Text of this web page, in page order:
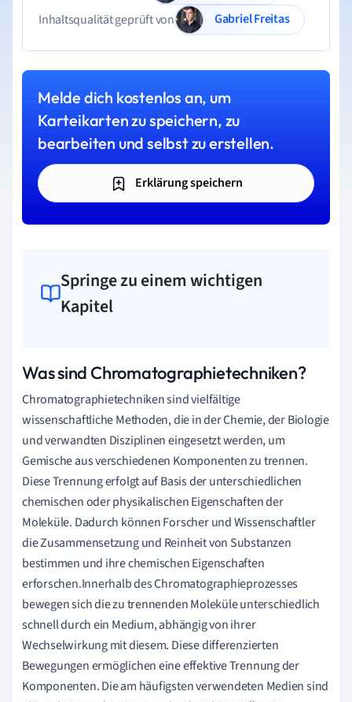
Inhaltsqualität geprüft von
Gabriel Freitas
Melde dich kostenlos an, um
Karteikarten zu speichern, zu
bearbeiten und selbst zu erstellen.
Erklärung speichern
Springe zu einem wichtigen
Kapitel
Was sind Chromatographietechniken?
Chromatographietechniken sind vielfältige
wissenschaftliche Methoden, die in der Chemie, der Biologie
und verwandten Disziplinen eingesetzt werden, um
Gemische aus verschiedenen Komponenten zu trennen.
Diese Trennung erfolgt auf Basis der unterschiedlichen
chemischen oder physikalischen Eigenschaften der
Moleküle. Dadurch können Forscher und Wissenschaftler
die Zusammensetzung und Reinheit von Substanzen
bestimmen und ihre chemischen Eigenschaften
erforschen.Innerhalb des Chromatographieprozesses
bewegen sich die zu trennenden Moleküle unterschiedlich
schnell durch ein Medium, abhängig von ihrer
Wechselwirkung mit diesem. Diese differenzierten
Bewegungen ermöglichen eine effektive Trennung der
Komponenten. Die am häufigsten verwendeten Medien sind